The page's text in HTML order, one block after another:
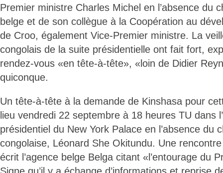
Premier ministre Charles Michel en l’absence du
belge et de son collègue à la Coopération au
de Croo, également Vice-Premier ministre. La
congolais de la suite présidentielle ont fait fort,
rendez-vous «en tête-à-tête», «loin de Didier
quiconque.
Un tête-à-tête à la demande de Kinshasa pour
lieu vendredi 22 septembre à 18 heures TU dans
présidentiel du New York Palace en l’absence du
congolaise, Léonard She Okitundu. Une
écrit l’agence belge Belga citant «l’entourage du